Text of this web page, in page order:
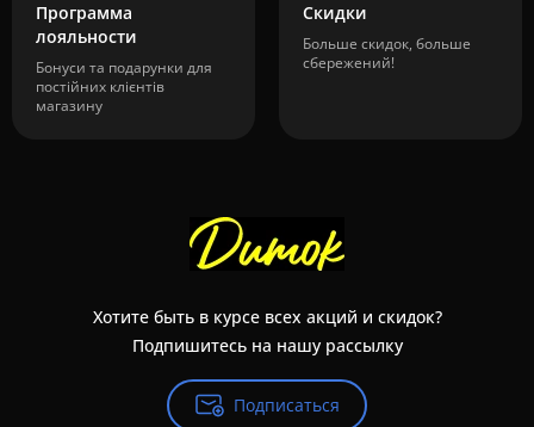
Программа
лояльности
Бонуси та подарунки для
постійних клієнтів
магазину
Скидки
Больше скидок, больше
сбережений!
Хотите быть в курсе всех акций и скидок?
Подпишитесь на нашу рассылку
Подписаться